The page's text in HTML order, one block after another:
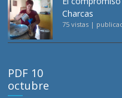
Charcas
75 vistas |
PDF 10
octubre